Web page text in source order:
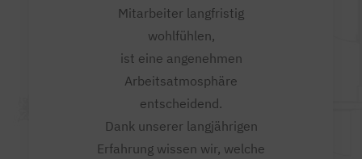
Mitarbeiter langfristig
wohlfühlen,
ist eine angenehmen
Arbeitsatmosphäre
entscheidend.
Dank unserer langjährigen
Erfahrung wissen wir, welche